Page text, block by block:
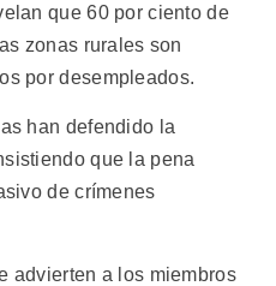
que 60 por ciento de
zonas rurales son
por desempleados.
han defendido la
que la pena
de crímenes
advierten a los miembros